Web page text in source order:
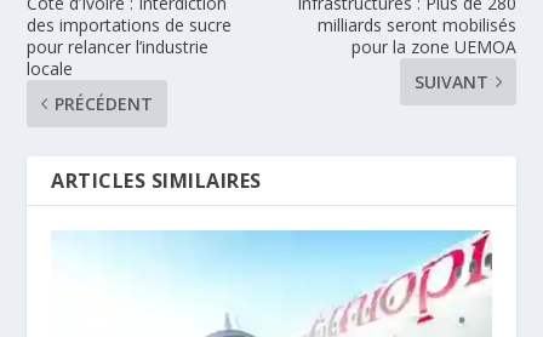
des importations de sucre
pour relancer l’industrie
locale
PRÉCÉDENT
milliards seront mobilisés
pour la zone UEMOA
SUIVANT
ARTICLES SIMILAIRES